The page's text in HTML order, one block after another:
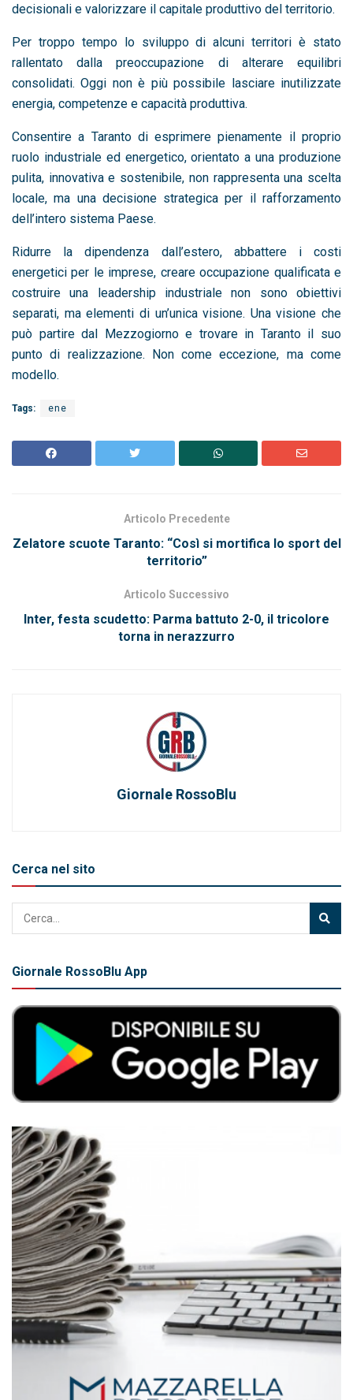
decisionali e valorizzare il capitale produttivo del territorio.
Per troppo tempo lo sviluppo di alcuni territori è stato
rallentato dalla preoccupazione di alterare equilibri
consolidati. Oggi non è più possibile lasciare inutilizzate
energia, competenze e capacità produttiva.
Consentire a Taranto di esprimere pienamente il proprio
ruolo industriale ed energetico, orientato a una produzione
pulita, innovativa e sostenibile, non rappresenta una scelta
locale, ma una decisione strategica per il rafforzamento
dell’intero sistema Paese.
Ridurre la dipendenza dall’estero, abbattere i costi
energetici per le imprese, creare occupazione qualificata e
costruire una leadership industriale non sono obiettivi
separati, ma elementi di un’unica visione. Una visione che
può partire dal Mezzogiorno e trovare in Taranto il suo
punto di realizzazione. Non come eccezione, ma come
modello.
Tags: ene
Articolo Precedente
Zelatore scuote Taranto: “Così si mortifica lo sport del
territorio”
Articolo Successivo
Inter, festa scudetto: Parma battuto 2-0, il tricolore
torna in nerazzurro
Giornale RossoBlu
Cerca nel sito
Giornale RossoBlu App